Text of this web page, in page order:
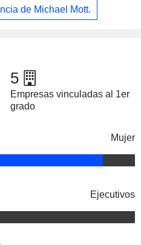
de Michael Mott.
5
Empresas vinculadas al 1er
grado
Mujer
Ejecutivos